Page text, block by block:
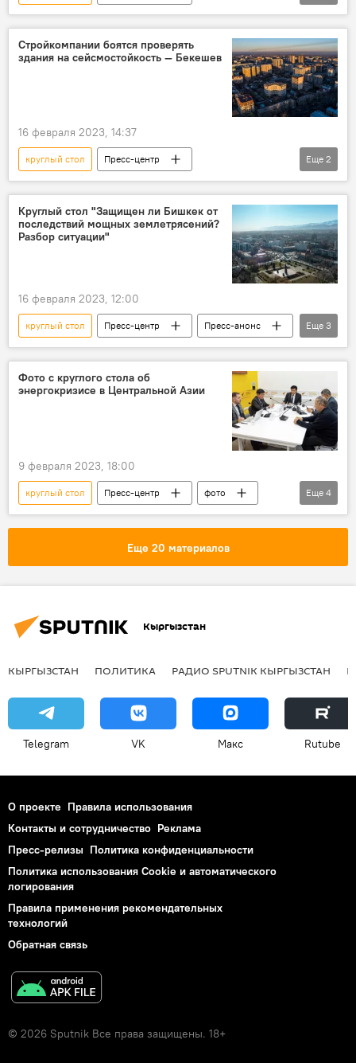
Дастан Бекешев
дом
проверка
Бишкек
Кыргызстан Пресс-видео
Стройкомпании боятся проверять
здания на сейсмостойкость — Бекешев
16 февраля 2023, 14:37
круглый стол
Пресс-центр
землетрясение
Дастан Бекешев
строительная компания
Еще 2
Круглый стол "Защищен ли Бишкек от
последствий мощных землетрясений?
Разбор ситуации"
16 февраля 2023, 12:00
круглый стол Пресс-центр
Пресс-анонс
землетрясение
Госстрой Бишкек
Еще 3
Фото с круглого стола об
энергокризисе в Центральной Азии
9 февраля 2023, 18:00
круглый стол Пресс-центр
фото
электричество
энергокризис
Еще 4
Еще 20 материалов
Кыргызстан
КЫРГЫЗСТАН ПОЛИТИКА РАДИО SPUTNIK КЫРГЫЗСТАН
Telegram VK Макс Rutube
О проекте Правила использования
Контакты и сотрудничество Реклама
Пресс-релизы Политика конфиденциальности
Политика использования Cookie и автоматического
логирования
Правила применения рекомендательных
технологий
Обратная связь
© 2026 Sputnik Все права защищены. 18+